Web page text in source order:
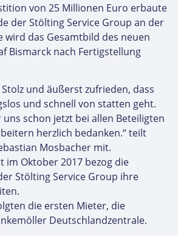
von 25 Millionen Euro erbaute
der Stölting Service Group an der
wird das Gesamtbild des neuen
Bismarck nach Fertigstellung
und äußerst zufrieden, dass
und schnell von statten geht.
schon jetzt bei allen Beteiligten
herzlich bedanken.“ teilt
Mosbacher mit.
im Oktober 2017 bezog die
Stölting Service Group ihre
die ersten Mieter, die
Deutschlandzentrale.